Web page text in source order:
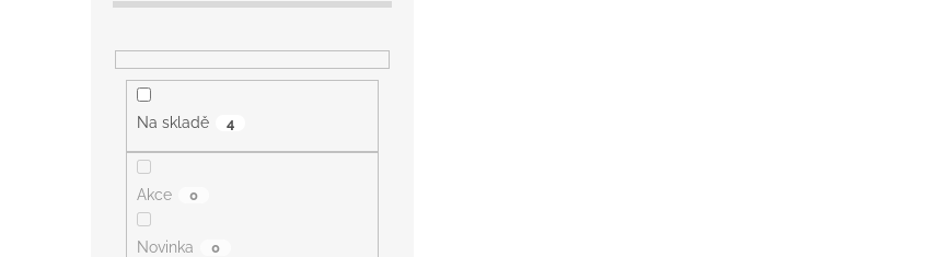
Na skladě 4
Akce 0
Novinka 0